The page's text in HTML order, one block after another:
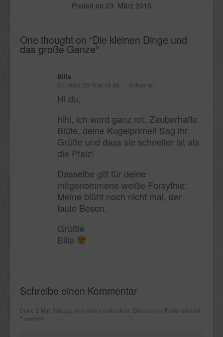
Posted on 23. März 2015
One thought on “Die kleinen Dinge und
das große Ganze”
Billa
24. März 2015 at 14:36 Antworten
Hi du,
hihi, ich werd ganz rot. Zauberhafte
Blüte, deine Kugelprimel! Sag ihr
Grüße und dass sie schneller ist als
die Pfalz!
Dasselbe gilt für deine
mitgenommene weiße Forsythie:
Meine blüht noch nicht mal, der
faule Besen.
Grüßle
Billa
Schreibe einen Kommentar
Deine E-Mail-Adresse wird nicht veröffentlicht. Erforderliche Felder sind mit
* markiert